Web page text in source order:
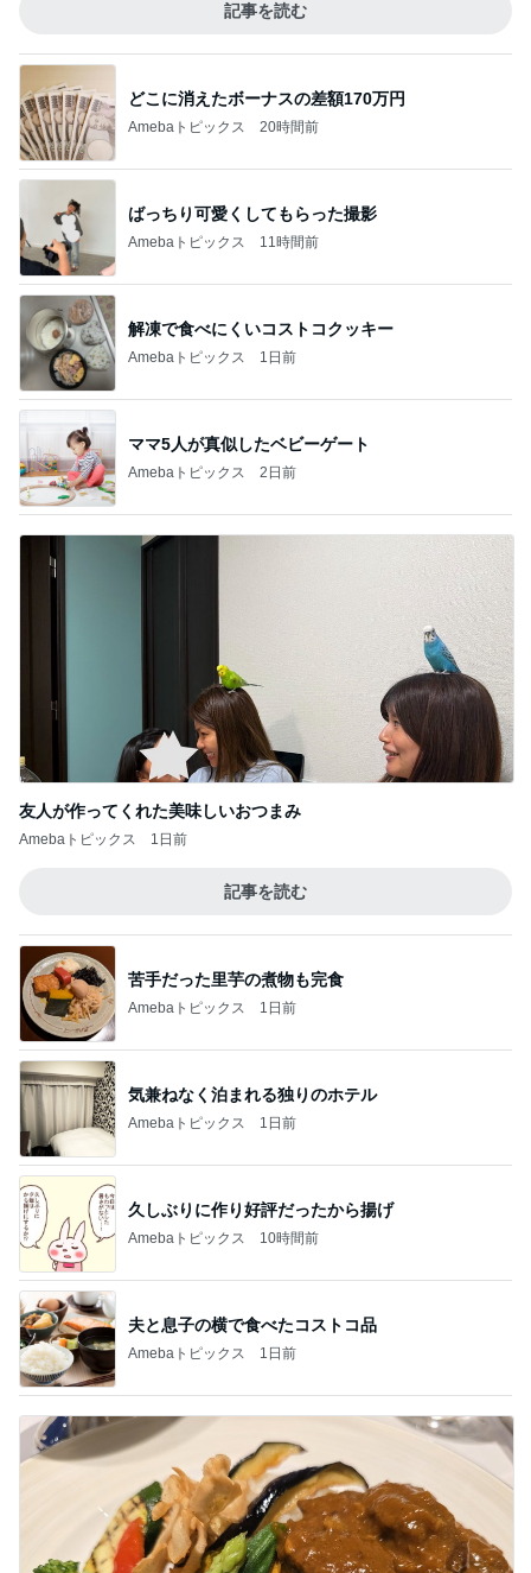
記事を読む
どこに消えたボーナスの差額170万円
Amebaトピックス 20時間前
ばっちり可愛くしてもらった撮影
Amebaトピックス 11時間前
解凍で食べにくいコストコクッキー
Amebaトピックス 1日前
ママ5人が真似したベビーゲート
Amebaトピックス 2日前
友人が作ってくれた美味しいおつまみ
Amebaトピックス 1日前
記事を読む
苦手だった里芋の煮物も完食
Amebaトピックス 1日前
気兼ねなく泊まれる独りのホテル
Amebaトピックス 1日前
久しぶりに作り好評だったから揚げ
Amebaトピックス 10時間前
夫と息子の横で食べたコストコ品
Amebaトピックス 1日前